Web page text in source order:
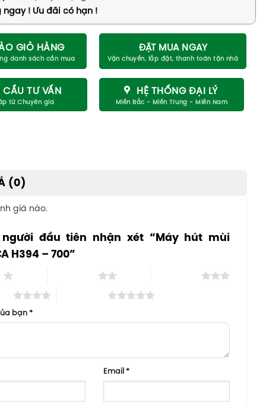
! Ưu đãi có hạn !
GIỎ HÀNG ĐẶT MUA NGAY
CẦU TƯ VẤN HỆ THỐNG ĐẠI LÝ
(0)
giá nào.
người đầu tiên nhận xét “Máy hút mùi
H394 – 700”
bạn*
Email*